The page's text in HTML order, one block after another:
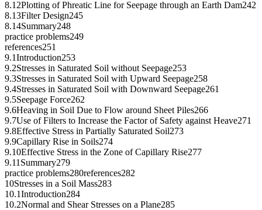
8.12Plotting of Phreatic Line for Seepage through an Earth Dam242
8.13Filter Design245
8.14Summary248
practice problems249
references251
9.1Introduction253
9.2Stresses in Saturated Soil without Seepage253
9.3Stresses in Saturated Soil with Upward Seepage258
9.4Stresses in Saturated Soil with Downward Seepage261
9.5Seepage Force262
9.6Heaving in Soil Due to Flow around Sheet Piles266
9.7Use of Filters to Increase the Factor of Safety against Heave271
9.8Effective Stress in Partially Saturated Soil273
9.9Capillary Rise in Soils274
9.10Effective Stress in the Zone of Capillary Rise277
9.11Summary279
practice problems280references282
10Stresses in a Soil Mass283
10.1Introduction284
10.2Normal and Shear Stresses on a Plane285